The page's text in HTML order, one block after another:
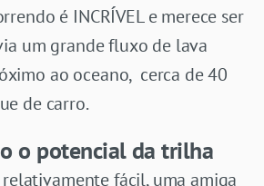
é INCRÍVEL e merece ser
um grande fluxo de lava
ao oceano, cerca de 40
de carro.
o potencial da trilha
fácil, uma amiga